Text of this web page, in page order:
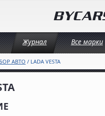
Журнал Все марки
АВТО / LADA VESTA